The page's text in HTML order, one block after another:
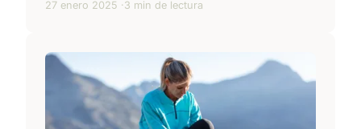
27 enero 2025 3 min de lectura